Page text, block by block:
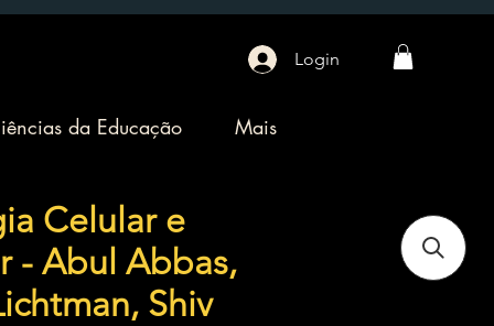
Login
da Educação Mais
Celular e
- Abul Abbas,
Shiv